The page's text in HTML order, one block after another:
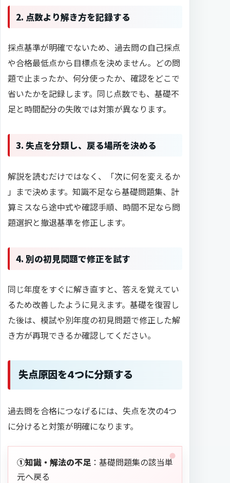
2. 点数より解き方を記録する
採点基準が明確でないため、過去問の自己採点
や合格最低点から目標点を決めません。どの問
題で止まったか、何分使ったか、確認をどこで
省いたかを記録します。同じ点数でも、基礎不
足と時間配分の失敗では対策が異なります。
3. 失点を分類し、戻る場所を決める
解説を読むだけではなく、「次に何を変えるか
」まで決めます。知識不足なら基礎問題集、計
算ミスなら途中式や確認手順、時間不足なら問
題選択と撤退基準を修正します。
4. 別の初見問題で修正を試す
同じ年度をすぐに解き直すと、答えを覚えてい
るため改善したように見えます。基礎を復習し
た後は、模試や別年度の初見問題で修正した解
き方が再現できるか確認してください。
失点原因を4つに分類する
過去問を合格につなげるには、失点を次の4つ
に分けると対策が明確になります。
①知識・解法の不足 ：基礎問題集の該当単
元へ戻る